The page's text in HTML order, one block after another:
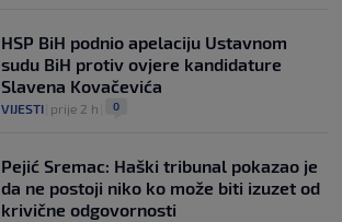
HSP BiH podnio apelaciju Ustavnom
sudu BiH protiv ovjere kandidature
Slavena Kovačevića
VIJESTI prije 2 h 0
Pejić Sremac: Haški tribunal pokazao je
da ne postoji niko ko može biti izuzet od
krivične odgovornosti